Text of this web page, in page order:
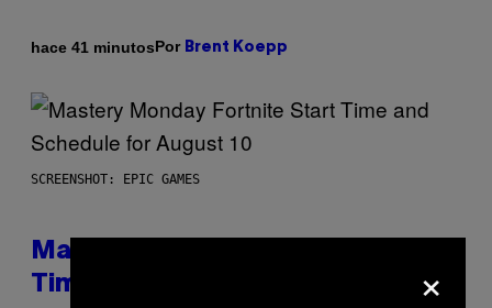
hace 41 minutosPor Brent Koepp
SCREENSHOT: EPIC GAMES
Mastery Monday Fortnite Start
Time and Schedule for August 10
×